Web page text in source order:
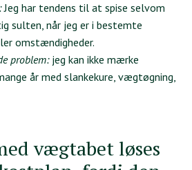
Jeg har tendens til at spise selvom
sulten, når jeg er i bestemte
omstændigheder.
problem:jeg kan ikke mærke
år med slankekure, vægtøgning,
vægtabet løses